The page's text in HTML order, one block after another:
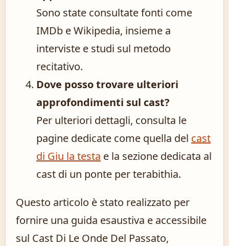
Sono state consultate fonti come
IMDb e Wikipedia, insieme a
interviste e studi sul metodo
recitativo.
Dove posso trovare ulteriori
approfondimenti sul cast?
Per ulteriori dettagli, consulta le
pagine dedicate come quella del cast
di Giu la testa e la sezione dedicata al
cast di un ponte per terabithia.
Questo articolo è stato realizzato per
fornire una guida esaustiva e accessibile
sul Cast Di Le Onde Del Passato,